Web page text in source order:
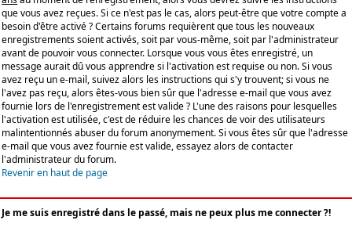
que vous avez reçues. Si ce n'est pas le cas, alors peut-être que votre compte a
besoin d'être activé ? Certains forums requièrent que tous les nouveaux
enregistrements soient activés, soit par vous-même, soit par l'administrateur
avant de pouvoir vous connecter. Lorsque vous vous êtes enregistré, un
message aurait dû vous apprendre si l'activation est requise ou non. Si vous
avez reçu un e-mail, suivez alors les instructions qui s'y trouvent; si vous ne
l'avez pas reçu, alors êtes-vous bien sûr que l'adresse e-mail que vous avez
fournie lors de l'enregistrement est valide ? L'une des raisons pour lesquelles
l'activation est utilisée, c'est de réduire les chances de voir des utilisateurs
malintentionnés abuser du forum anonymement. Si vous êtes sûr que l'adresse
e-mail que vous avez fournie est valide, essayez alors de contacter
l'administrateur du forum.
Revenir en haut de page
Je me suis enregistré dans le passé, mais ne peux plus me connecter ?!